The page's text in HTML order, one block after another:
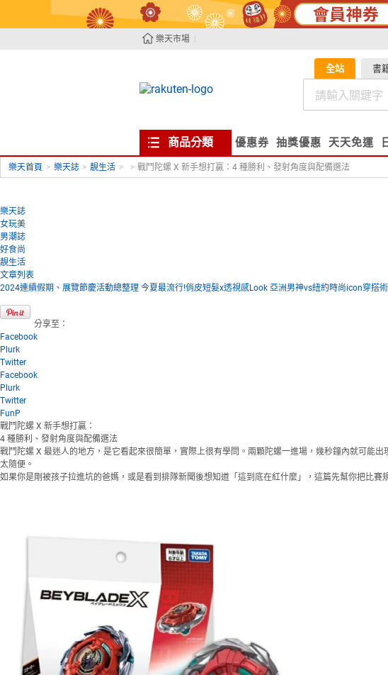
樂天市場
全站 書
商品分類 優惠券 抽獎優惠 天天免運
樂天首頁 > 樂天誌 > 靚生活 > > 戰鬥陀螺 X 新手想打贏：4 種勝利、發射角度與配備選法
樂天誌
女玩美
男潮誌
好食尚
靚生活
文章列表
2024連續假期、展覽節慶活動總整理 今夏最流行!俏皮短髮x透視感Look 亞洲男神vs紐約時尚icon穿搭術
分享至：
Facebook
Plurk
Twitter
Facebook
Plurk
Twitter
FunP
戰鬥陀螺 X 新手想打贏：
4 種勝利、發射角度與配備選法
戰鬥陀螺 X 最迷人的地方，是它看起來很簡單，實際上很有學問。兩顆陀螺一進場，幾秒鐘內就可能
太隨便。
如果你是剛被孩子拉進坑的爸媽，或是看到排隊新聞後想知道「這到底在紅什麼」，這篇先幫你把比